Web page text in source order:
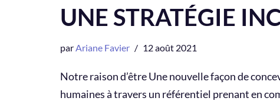
UNE STRATÉGIE
parAriane Favier 12 août 2021
Notre raison d’être Une nouvelle façon de
humaines à travers un référentiel prenant en